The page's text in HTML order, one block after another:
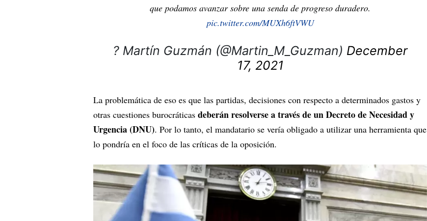
que podamos avanzar sobre una senda de progreso duradero.
pic.twitter.com/MUXh6ftVWU
? Martín Guzmán (@Martin_M_Guzman) December
17, 2021
La problemática de eso es que las partidas, decisiones con respecto a determinados gastos y
otras cuestiones burocráticas deberán resolverse a través de un Decreto de Necesidad y
Urgencia (DNU). Por lo tanto, el mandatario se vería obligado a utilizar una herramienta que
lo pondría en el foco de las críticas de la oposición.